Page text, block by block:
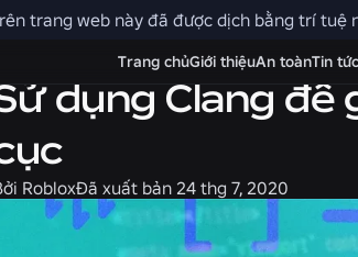
trang web này đã được dịch bằng trí tuệ
Trang chủGiới thiệuAn toànTin tức
Kỹ thuật
dụng Clang để
RobloxĐã xuất bản 24 thg 7, 2020